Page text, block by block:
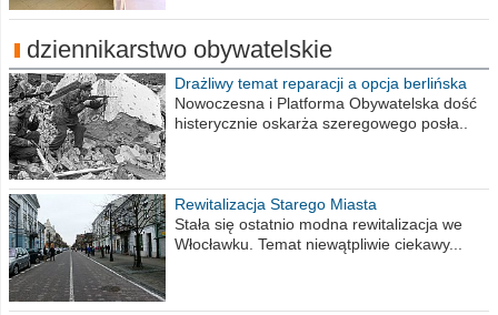
dziennikarstwo obywatelskie
Drażliwy temat reparacji a opcja berlińska
Nowoczesna i Platforma Obywatelska dość
histerycznie oskarża szeregowego posła..
Rewitalizacja Starego Miasta
Stała się ostatnio modna rewitalizacja we
Włocławku. Temat niewątpliwie ciekawy...